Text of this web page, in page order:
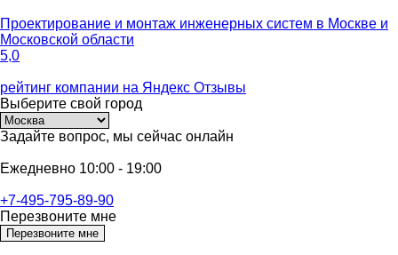
Проектирование и монтаж инженерных систем в Москве и
Московской области
5,0
рейтинг компании на Яндекс Отзывы
Выберите свой город
Задайте вопрос, мы сейчас онлайн
Ежедневно 10:00 - 19:00
+7-495-795-89-90
Перезвоните мне
Перезвоните мне